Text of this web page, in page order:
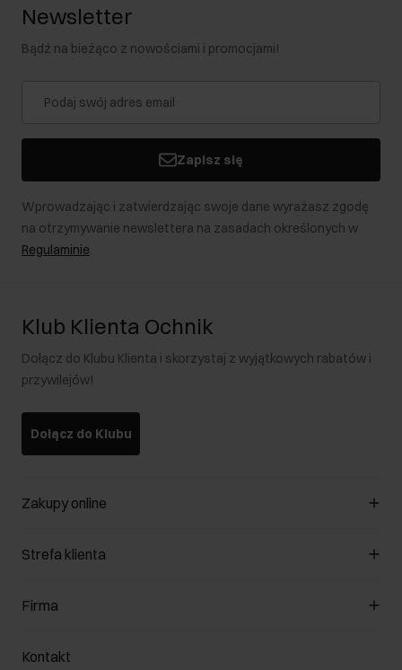
Newsletter
Bądź na bieżąco z nowościami i promocjami!
Zapisz się
Wprowadzając i zatwierdzając swoje dane wyrażasz zgodę
na otrzymywanie newslettera na zasadach określonych w
Regulaminie.
Klub Klienta Ochnik
Dołącz do Klubu Klienta i skorzystaj z wyjątkowych rabatów i
przywilejów!
Dołącz do Klubu
Zakupy online
Zarządzaj cookies
Formy płatności
Jak dokonać zwrotu?
Strefa klienta
Klub Klienta
Zwróć produkty
Firma
O nas
Kontakt